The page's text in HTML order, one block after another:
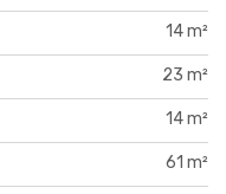
14 m²
23 m²
14 m²
61 m²